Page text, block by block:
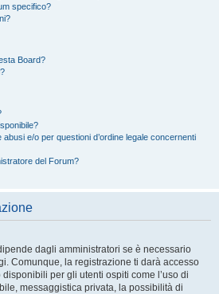
specifico?
Board?
e/o per questioni d’ordine legale concernenti
del Forum?
dagli amministratori se è necessario
Comunque, la registrazione ti darà accesso
per gli utenti ospiti come l’uso di
messaggistica privata, la possibilità di